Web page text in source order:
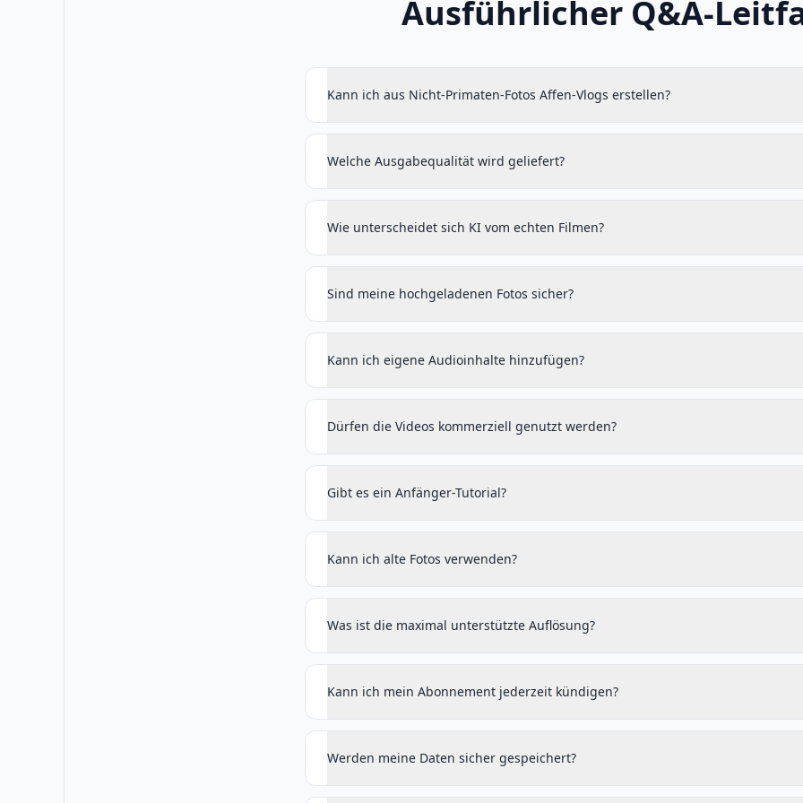
Ausführlicher Q&A-
Kann ich aus Nicht-Primaten-Fotos Affen-Vlogs erstellen?
Welche Ausgabequalität wird geliefert?
Wie unterscheidet sich KI vom echten Filmen?
Sind meine hochgeladenen Fotos sicher?
Kann ich eigene Audioinhalte hinzufügen?
Dürfen die Videos kommerziell genutzt werden?
Gibt es ein Anfänger-Tutorial?
Kann ich alte Fotos verwenden?
Was ist die maximal unterstützte Auflösung?
Kann ich mein Abonnement jederzeit kündigen?
Werden meine Daten sicher gespeichert?